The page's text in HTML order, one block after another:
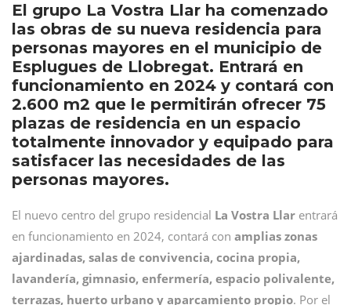
El grupo La Vostra Llar ha comenzado
las obras de su nueva residencia para
personas mayores en el municipio de
Esplugues de Llobregat. Entrará en
funcionamiento en 2024 y contará con
2.600 m2 que le permitirán ofrecer 75
plazas de residencia en un espacio
totalmente innovador y equipado para
satisfacer las necesidades de las
personas mayores.
El nuevo centro del grupo residencial La Vostra Llar entrará
en funcionamiento en 2024, contará con amplias zonas
ajardinadas, salas de convivencia, cocina propia,
lavandería, gimnasio, enfermería, espacio polivalente,
terrazas, huerto urbano y aparcamiento propio. Por el